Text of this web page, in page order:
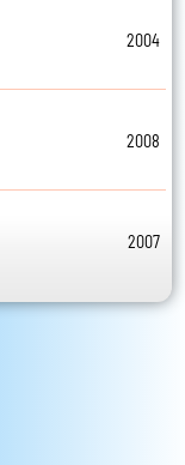
2004
2008
2007